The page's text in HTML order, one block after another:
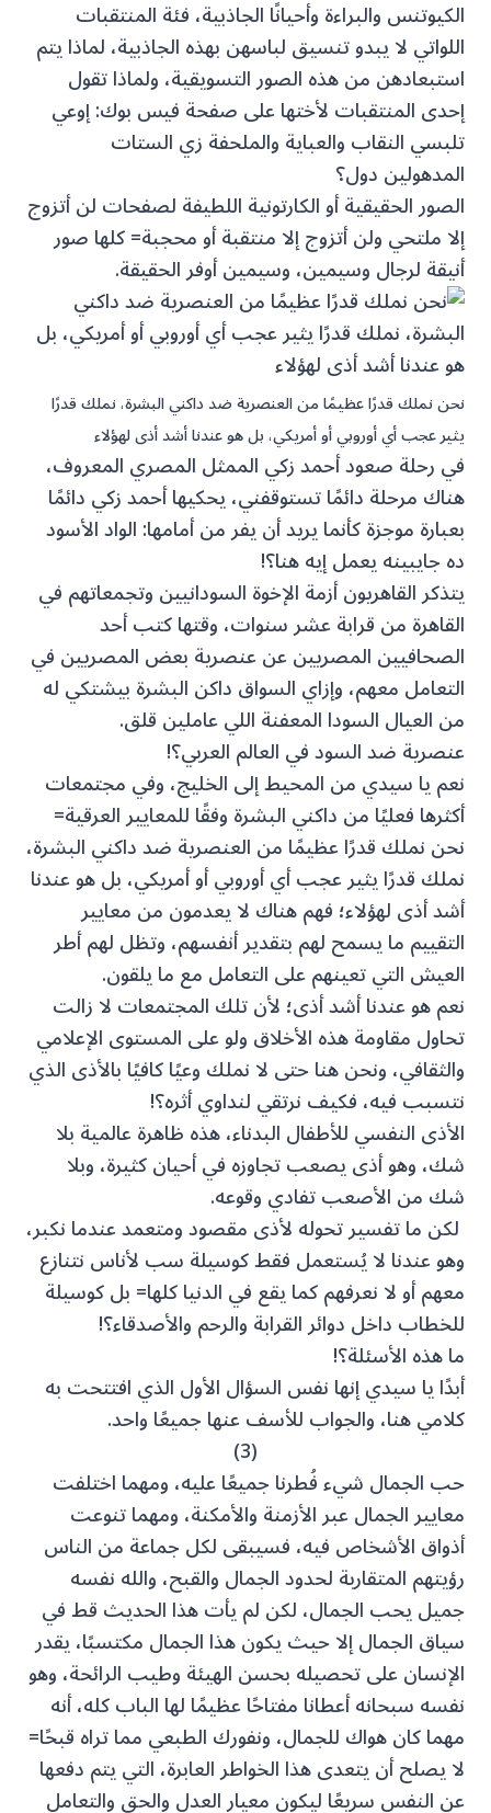
الكيوتنس والبراءة وأحيانًا الجاذبية، فئة المنتقبات
اللواتي لا يبدو تنسيق لباسهن بهذه الجاذبية، لماذا يتم
استبعادهن من هذه الصور التسويقية، ولماذا تقول
إحدى المنتقبات لأختها على صفحة فيس بوك: إوعي
تلبسي النقاب والعباية والملحفة زي الستات
المدهولين دول؟
الصور الحقيقية أو الكارتونية اللطيفة لصفحات لن أتزوج
إلا ملتحي ولن أتزوج إلا منتقبة أو محجبة= كلها صور
أنيقة لرجال وسيمين، وسيمين أوفر الحقيقة.
نحن نملك قدرًا عظيمًا من العنصرية ضد داكني البشرة، نملك قدرًا
يثير عجب أي أوروبي أو أمريكي، بل هو عندنا أشد أذى لهؤلاء
في رحلة صعود أحمد زكي الممثل المصري المعروف،
هناك مرحلة دائمًا تستوقفني، يحكيها أحمد زكي دائمًا
بعبارة موجزة كأنما يريد أن يفر من أمامها: الواد الأسود
ده جايبينه يعمل إيه هنا؟!
يتذكر القاهريون أزمة الإخوة السودانيين وتجمعاتهم في
القاهرة من قرابة عشر سنوات، وقتها كتب أحد
الصحافيين المصريين عن عنصرية بعض المصريين في
التعامل معهم، وإزاي السواق داكن البشرة بيشتكي له
من العيال السودا المعفنة اللي عاملين قلق.
عنصرية ضد السود في العالم العربي؟!
نعم يا سيدي من المحيط إلى الخليج، وفي مجتمعات
أكثرها فعليًا من داكني البشرة وفقًا للمعايير العرقية=
نحن نملك قدرًا عظيمًا من العنصرية ضد داكني البشرة،
نملك قدرًا يثير عجب أي أوروبي أو أمريكي، بل هو عندنا
أشد أذى لهؤلاء؛ فهم هناك لا يعدمون من معايير
التقييم ما يسمح لهم بتقدير أنفسهم، وتظل لهم أطر
العيش التي تعينهم على التعامل مع ما يلقون.
نعم هو عندنا أشد أذى؛ لأن تلك المجتمعات لا زالت
تحاول مقاومة هذه الأخلاق ولو على المستوى الإعلامي
والثقافي، ونحن هنا حتى لا نملك وعيًا كافيًا بالأذى الذي
نتسبب فيه، فكيف نرتقي لنداوي أثره؟!
الأذى النفسي للأطفال البدناء، هذه ظاهرة عالمية بلا
شك، وهو أذى يصعب تجاوزه في أحيان كثيرة، وبلا
شك من الأصعب تفادي وقوعه.
لكن ما تفسير تحوله لأذى مقصود ومتعمد عندما نكبر،
وهو عندنا لا يُستعمل فقط كوسيلة سب لأناس نتنازع
معهم أو لا نعرفهم كما يقع في الدنيا كلها= بل كوسيلة
للخطاب داخل دوائر القرابة والرحم والأصدقاء؟!
ما هذه الأسئلة؟!
أبدًا يا سيدي إنها نفس السؤال الأول الذي افتتحت به
كلامي هنا، والجواب للأسف عنها جميعًا واحد.
(3)
حب الجمال شيء فُطرنا جميعًا عليه، ومهما اختلفت
معايير الجمال عبر الأزمنة والأمكنة، ومهما تنوعت
أذواق الأشخاص فيه، فسيبقى لكل جماعة من الناس
رؤيتهم المتقاربة لحدود الجمال والقبح، والله نفسه
جميل يحب الجمال، لكن لم يأت هذا الحديث قط في
سياق الجمال إلا حيث يكون هذا الجمال مكتسبًا، يقدر
الإنسان على تحصيله بحسن الهيئة وطيب الرائحة، وهو
نفسه سبحانه أعطانا مفتاحًا عظيمًا لها الباب كله، أنه
مهما كان هواك للجمال، ونفورك الطبعي مما تراه قبحًا=
لا يصلح أن يتعدى هذا الخواطر العابرة، التي يتم دفعها
عن النفس سريعًا ليكون معيار العدل والحق والتعامل